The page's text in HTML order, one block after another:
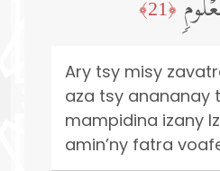
﴿21﴾
Ary tsy misy
aza tsy anananay
mampidina izany
amin’ny fatra